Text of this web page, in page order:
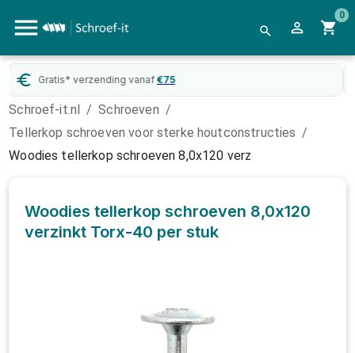
0
WebwinkelKeur
Schroef-it.nl / Schroeven /
Tellerkop schroeven voor sterke houtconstructies /
Woodies tellerkop schroeven 8,0x120 verz
Woodies tellerkop schroeven 8,0x120
verzinkt Torx-40 per stuk